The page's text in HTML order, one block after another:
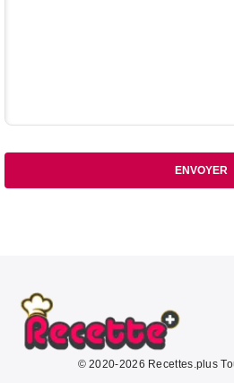
ENVOYER
© 2020-2026 Recettes.plus